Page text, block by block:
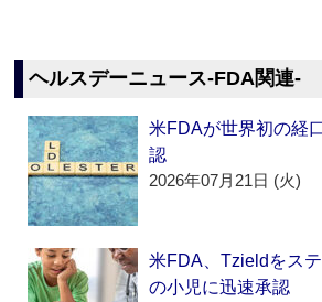
ヘルスデーニュース‐FDA関連‐
米FDAが世界初の経
認
2026年07月21日 (火)
米FDA、Tzieldをス
の小児に迅速承認